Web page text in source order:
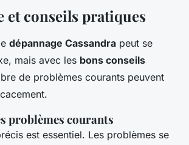
et conseils pratiques
dépannage Cassandra peut se
mais avec les bons conseils
de problèmes courants peuvent
problèmes courants
est essentiel. Les problèmes se